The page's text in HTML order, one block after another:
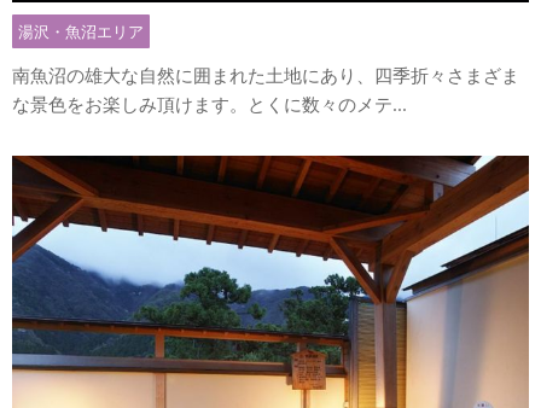
湯沢・魚沼エリア
南魚沼の雄大な自然に囲まれた土地にあり、四季折々さまざま
な景色をお楽しみ頂けます。とくに数々のメテ...